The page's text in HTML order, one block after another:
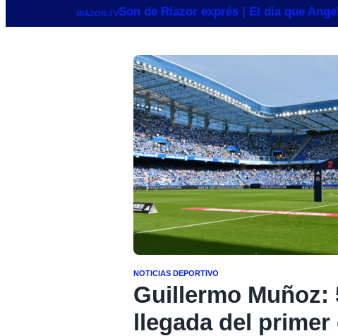
RIAZOR.TVSon de Riazor exprés | El día que
NOTICIAS DEPORTIVO
Guillermo Muñoz:
llegada del